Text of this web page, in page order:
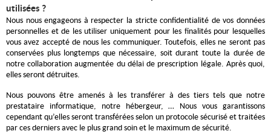
utilisées ?
Nous nous engageons à respecter la stricte confidentialité de vos données
personnelles et de les utiliser uniquement pour les finalités pour lesquelles
vous avez accepté de nous les communiquer. Toutefois, elles ne seront pas
conservées plus longtemps que nécessaire, soit durant toute la durée de
notre collaboration augmentée du délai de prescription légale. Après quoi,
elles seront détruites.
Nous pouvons être amenés à les transférer à des tiers tels que notre
prestataire informatique, notre hébergeur, … Nous vous garantissons
cependant qu’elles seront transférées selon un protocole sécurisé et traitées
par ces derniers avec le plus grand soin et le maximum de sécurité.